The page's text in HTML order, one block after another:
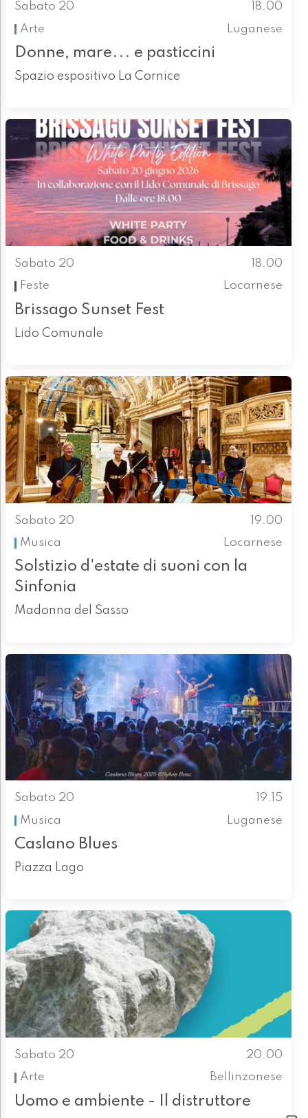
Sabato 20
18.00
Arte
Luganese
Donne, mare... e pasticcini
Spazio espositivo La Cornice
Sabato 20
18.00
Feste
Locarnese
Brissago Sunset Fest
Lido Comunale
Sabato 20
19.00
Musica
Locarnese
Solstizio d'estate di suoni con la
Sinfonia
Madonna del Sasso
Sabato 20
19.15
Musica
Luganese
Caslano Blues
Piazza Lago
Sabato 20
20.00
Arte
Bellinzonese
Uomo e ambiente - Il distruttore